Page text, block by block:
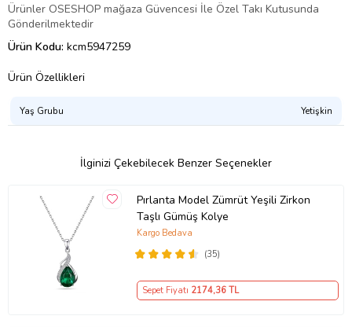
Ürünler OSESHOP mağaza Güvencesi İle Özel Takı Kutusunda
Gönderilmektedir
Ürün Kodu: kcm5947259
Ürün Özellikleri
Yaş Grubu Yetişkin
İlginizi Çekebilecek Benzer Seçenekler
Pırlanta Model Zümrüt Yeşili Zirkon
Taşlı Gümüş Kolye
(35)
Kargo Bedava
Sepet Fiyatı 2174,36 TL